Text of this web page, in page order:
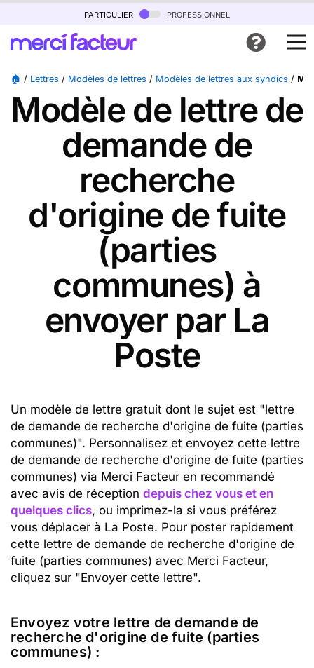
particulier professionnel
🏠 / Lettres / Modèles de lettres / Modèles de lettres aux syndics /
Modèle de lettre de
demande de
recherche
d'origine de fuite
(parties
communes) à
envoyer par La
Poste
Un modèle de lettre gratuit dont le sujet est "lettre
de demande de recherche d'origine de fuite (parties
communes)". Personnalisez et envoyez cette lettre
de demande de recherche d'origine de fuite (parties
communes) via Merci Facteur en recommandé
avec avis de réception depuis chez vous et en
quelques clics, ou imprimez-la si vous préférez
vous déplacer à La Poste. Pour poster rapidement
cette lettre de demande de recherche d'origine de
fuite (parties communes) avec Merci Facteur,
cliquez sur "Envoyer cette lettre".
Envoyez votre lettre de demande de
recherche d'origine de fuite (parties
communes) :